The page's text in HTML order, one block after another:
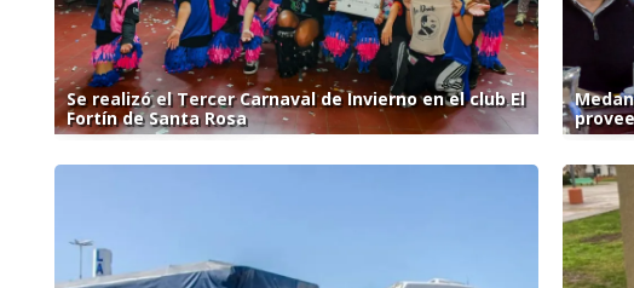
Se realizó el Tercer Carnaval de Invierno en el club El
Fortín de Santa Rosa